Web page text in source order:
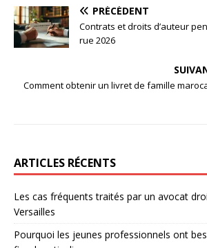
PRÉCÉDENT
Contrats et droits d’auteur
rue 2026
Comment obtenir un livret de famille
ARTICLES RÉCENTS
Les cas fréquents traités par un avocat
Versailles
Pourquoi les jeunes professionnels ont